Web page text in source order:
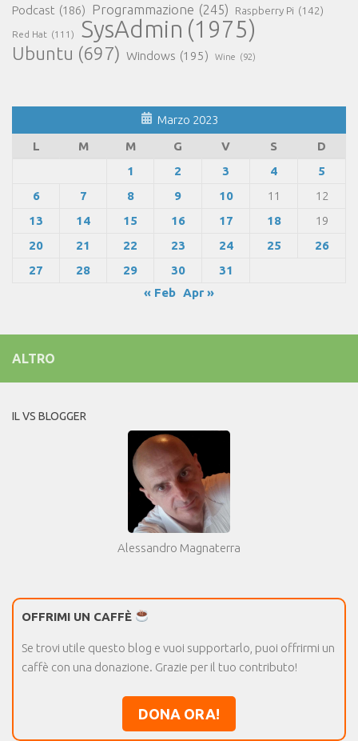
Podcast (186) Programmazione (245) Raspberry Pi (142)
Red Hat (111) SysAdmin (1975)
Ubuntu (697) Windows (195) Wine (92)
Marzo 2023
L
M M G V S
D
1
2 3 4
5
6
7 8 9 10 11
12
13
14 15 16 17 18
19
20
21 22 23 24 25
26
27
28 29 30
31
« Feb Apr »
ALTRO
IL VS BLOGGER
Alessandro Magnaterra
OFFRIMI UN CAFFÈ
Se trovi utile questo blog e vuoi supportarlo, puoi offrirmi un
caffè con una donazione. Grazie per il tuo contributo!
DONA ORA!